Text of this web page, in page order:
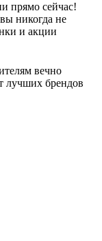
прямо сейчас!
никогда не
и акции
вечно
лучших брендов